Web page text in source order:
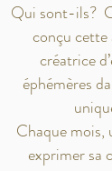
Qui sont-ils?
conçu cette
créatrice
éphémères
Chaque
exprimer sa